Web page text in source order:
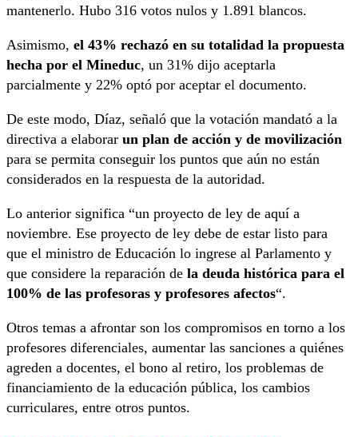
mantenerlo. Hubo 316 votos nulos y 1.891 blancos.
Asimismo, el 43% rechazó en su totalidad la propuesta
hecha por el Mineduc, un 31% dijo aceptarla
parcialmente y 22% optó por aceptar el documento.
De este modo, Díaz, señaló que la votación mandató a la
directiva a elaborar un plan de acción y de movilización
para se permita conseguir los puntos que aún no están
considerados en la respuesta de la autoridad.
Lo anterior significa “un proyecto de ley de aquí a
noviembre. Ese proyecto de ley debe de estar listo para
que el ministro de Educación lo ingrese al Parlamento y
que considere la reparación de la deuda histórica para el
100% de las profesoras y profesores afectos“.
Otros temas a afrontar son los compromisos en torno a los
profesores diferenciales, aumentar las sanciones a quiénes
agreden a docentes, el bono al retiro, los problemas de
financiamiento de la educación pública, los cambios
curriculares, entre otros puntos.